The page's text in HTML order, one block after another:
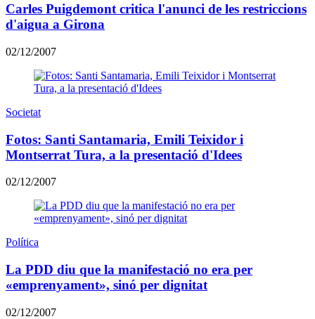
Carles Puigdemont critica l'anunci de les restriccions
d'aigua a Girona
02/12/2007
Societat
Fotos: Santi Santamaria, Emili Teixidor i
Montserrat Tura, a la presentació d'Idees
02/12/2007
Política
La PDD diu que la manifestació no era per
«emprenyament», sinó per dignitat
02/12/2007